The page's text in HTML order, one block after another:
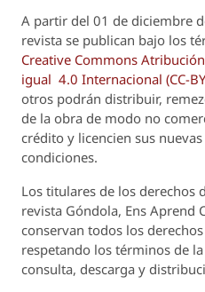
A partir del 01 de diciembre
revista se publican bajo los
Creative Commons
igual 4.0 Internacional (CC-
otros podrán distribuir,
de la obra de modo no
crédito y licencien sus
condiciones.
Los titulares de los derechos
revista Góndola, Ens Aprend
conservan todos los
respetando los términos de
consulta, descarga y